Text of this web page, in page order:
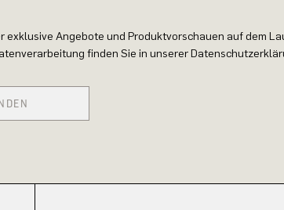
exklusive Angebote und Produktvorschauen auf dem
finden Sie in unserer